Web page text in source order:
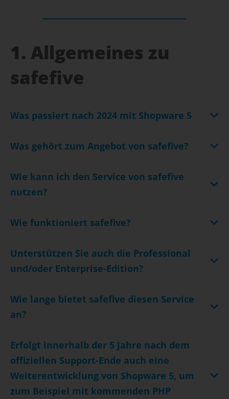
1. Allgemeines zu
safefive
Was passiert nach 2024 mit Shopware 5
Was gehört zum Angebot von safefive?
Wie kann ich den Service von safefive
nutzen?
Wie funktioniert safefive?
Unterstützen Sie auch die Professional
und/oder Enterprise-Edition?
Wie lange bietet safefive diesen Service
an?
Erfolgt innerhalb der 5 Jahre nach dem
offiziellen Support-Ende auch eine
Weiterentwicklung von Shopware 5, um
zum Beispiel mit kommenden PHP